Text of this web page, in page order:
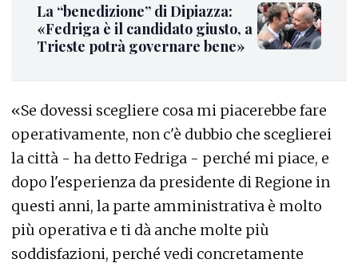
La “benedizione” di Dipiazza:
«Fedriga è il candidato giusto, a
Trieste potrà governare bene»
«Se dovessi scegliere cosa mi piacerebbe fare
operativamente, non c'è dubbio che sceglierei
la città - ha detto Fedriga - perché mi piace, e
dopo l'esperienza da presidente di Regione in
questi anni, la parte amministrativa è molto
più operativa e ti dà anche molte più
soddisfazioni, perché vedi concretamente